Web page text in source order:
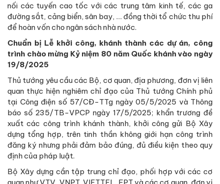
nối các tuyến cao tốc với các trung tâm kinh tế, các ga
đường sắt, cảng biển, sân bay, … đồng thời tổ chức thu phí
để hoàn vốn cho ngân sách nhà nước.
Chuẩn bị Lễ khởi công, khánh thành các dự án, công
trình chào mừng Kỷ niệm 80 năm Quốc khánh vào ngày
19/8/2025
Thủ tướng yêu cầu các Bộ, cơ quan, địa phương, đơn vị liên
quan thực hiện nghiêm chỉ đạo của Thủ tướng Chính phủ
tại Công điện số 57/CĐ-TTg ngày 05/5/2025 và Thông
báo số 235/TB-VPCP ngày 17/5/2025; khẩn trương đề
xuất các công trình khánh thành, khởi công gửi Bộ Xây
dựng tổng hợp, trên tinh thần không giới hạn công trình
đăng ký nhưng phải đảm bảo đúng, đủ điều kiện theo quy
định của pháp luật.
Bộ Xây dựng cần tập trung chỉ đạo, phối hợp với các cơ